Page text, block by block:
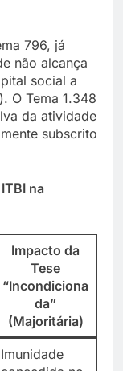
796, já
não alcança
social a
O Tema 1.348
da atividade
subscrito
na
Impacto da
Tese
“Incondiciona
da”
(Majoritária)
Imunidade